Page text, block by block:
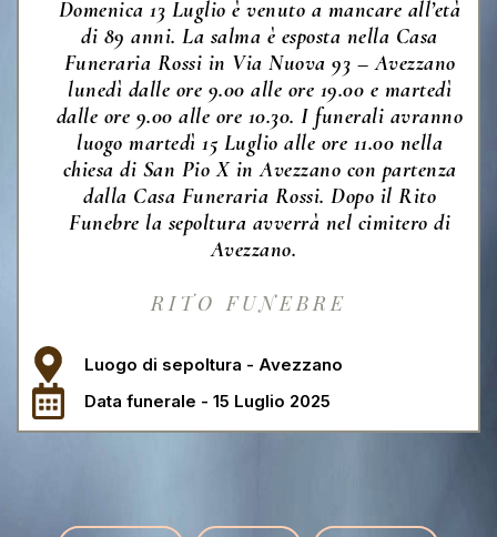
Domenica 13 Luglio è venuto a mancare all’età
di 89 anni. La salma è esposta nella Casa
Funeraria Rossi in Via Nuova 93 – Avezzano
lunedì dalle ore 9.00 alle ore 19.00 e martedì
dalle ore 9.00 alle ore 10.30. I funerali avranno
luogo martedì 15 Luglio alle ore 11.00 nella
chiesa di San Pio X in Avezzano con partenza
dalla Casa Funeraria Rossi. Dopo il Rito
Funebre la sepoltura avverrà nel cimitero di
Avezzano.
RITO FUNEBRE
Luogo di sepoltura - Avezzano
Data funerale - 15 Luglio 2025